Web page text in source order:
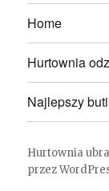
Home
Hurtownia
Najlepszy
Hurtownia
przez